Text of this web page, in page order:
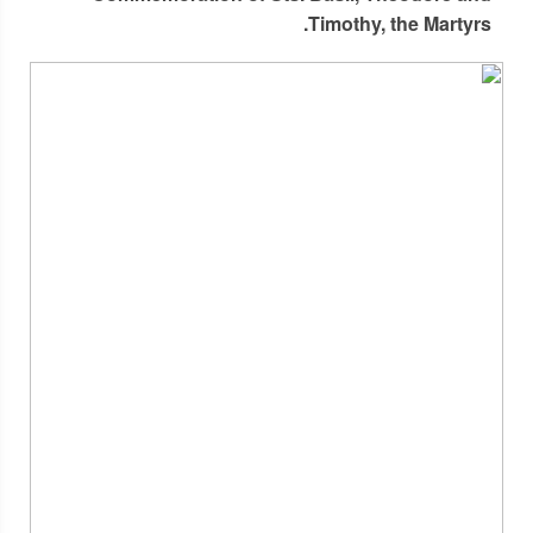
Timothy, the Martyrs.